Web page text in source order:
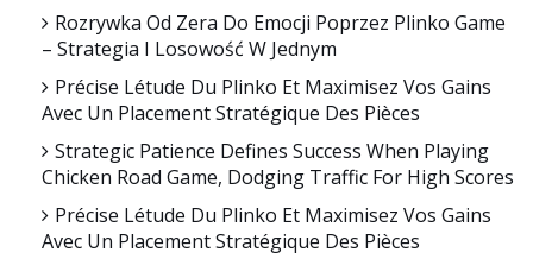
Rozrywka Od Zera Do Emocji Poprzez Plinko Game
– Strategia I Losowość W Jednym
Précise Létude Du Plinko Et Maximisez Vos Gains
Avec Un Placement Stratégique Des Pièces
Strategic Patience Defines Success When Playing
Chicken Road Game, Dodging Traffic For High Scores
Précise Létude Du Plinko Et Maximisez Vos Gains
Avec Un Placement Stratégique Des Pièces